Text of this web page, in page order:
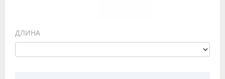
ДЛИНА